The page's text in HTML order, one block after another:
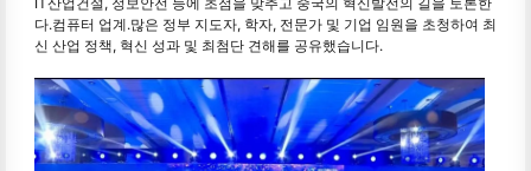
다.컴퓨터 업계.많은 정부 지도자, 학자, 전문가 및 기업 임원을 초청하여 최
신 산업 정책, 혁신 성과 및 최첨단 견해를 공유했습니다.